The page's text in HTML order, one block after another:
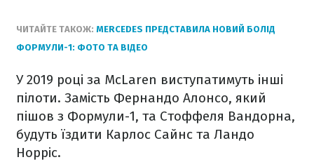
ЧИТАЙТЕ ТАКОЖ: MERCEDES ПРЕДСТАВИЛА НОВИЙ БОЛІД
ФОРМУЛИ-1: ФОТО ТА ВІДЕО
У 2019 році за McLaren виступатимуть інші
пілоти. Замість Фернандо Алонсо, який
пішов з Формули-1, та Стоффеля Вандорна,
будуть їздити Карлос Сайнс та Ландо
Норріс.